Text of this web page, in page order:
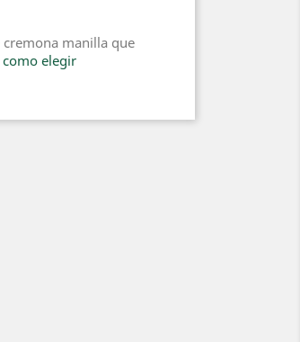
manilla que
como elegir